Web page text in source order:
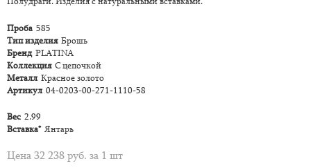
Полудраги. Изделия с натуральными вставками.
Проба 585
Тип изделия Брошь
Бренд PLATINA
Коллекция С цепочкой
Металл Красное золото
Артикул 04-0203-00-271-1110-58
Вес 2.99
Вставка* Янтарь
Цена 32 238 руб. за 1 шт